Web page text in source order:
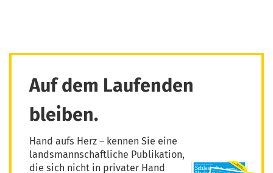
Auf dem Laufenden
bleiben.
Hand aufs Herz – kennen Sie eine
landsmannschaftliche Publikation,
die sich nicht in privater Hand